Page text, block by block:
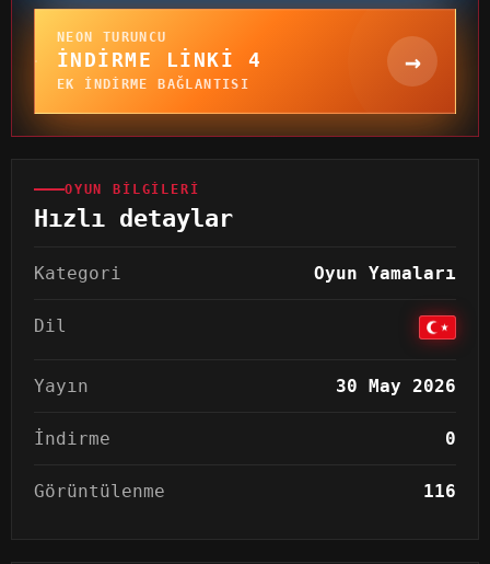
NEON TURUNCU
İNDIRME LINKI 4
EK INDIRME BAĞLANTISI
→
OYUN BILGILERI
Hızlı detaylar
Kategori Oyun Yamaları
Dil
Yayın 30 May 2026
İndirme 0
Görüntülenme 116